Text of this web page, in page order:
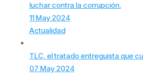
luchar contra la corrupción.
11 May 2024
Actualidad
TLC, el tratado entreguista que
07 May 2024